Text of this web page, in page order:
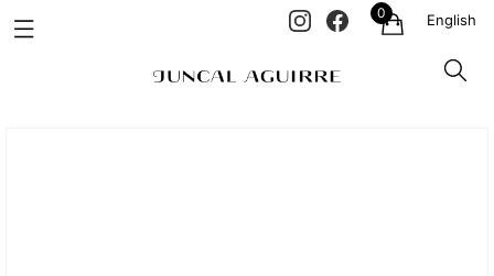
0 English